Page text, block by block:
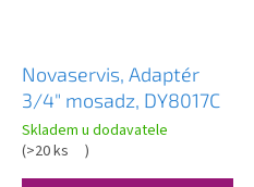
Novaservis, Adaptér
3/4" mosadz, DY8017C
Skladem u dodavatele
(>20 ks )